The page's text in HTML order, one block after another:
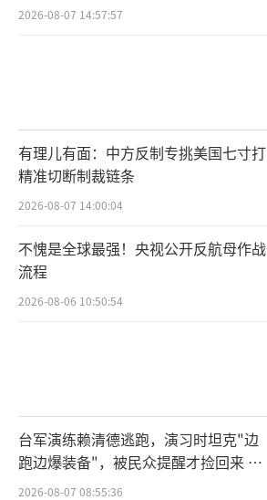
2026-08-07 14:57:57
有理儿有面：中方反制专挑美国七寸打
精准切断制裁链条
2026-08-07 14:00:04
不愧是全球最强！央视公开反航母作战
流程
2026-08-06 10:50:54
台军演练赖清德逃跑，演习时坦克"边
跑边爆装备"，被民众提醒才捡回来 演
习状况频出引发关注
2026-08-07 08:55:36